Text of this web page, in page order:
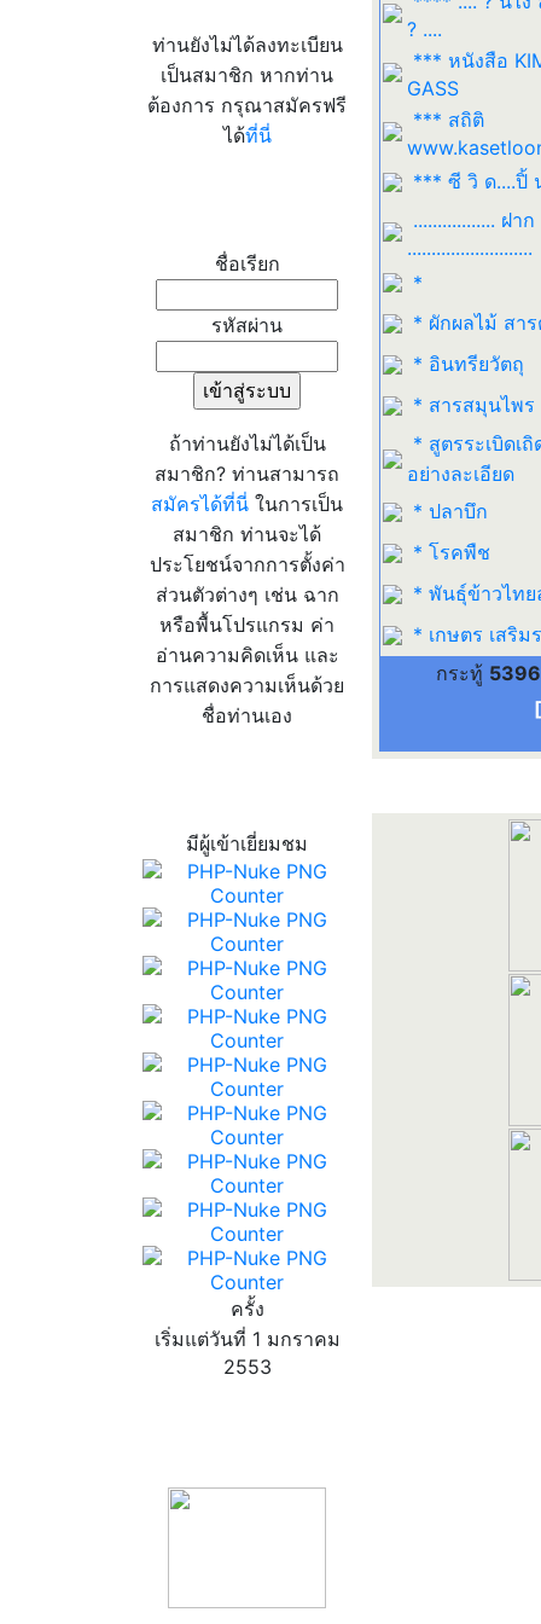
ท่านยังไม่ได้ลงทะเบียน
เป็นสมาชิก หากท่าน
ต้องการ กรุณาสมัครฟรี
ได้ที่นี่
ชื่อเรียก
รหัสผ่าน
ถ้าท่านยังไม่ได้เป็น
สมาชิก? ท่านสามารถ
สมัครได้ที่นี่ ในการเป็น
สมาชิก ท่านจะได้
ประโยชน์จากการตั้งค่า
ส่วนตัวต่างๆ เช่น ฉาก
หรือพื้นโปรแกรม ค่า
อ่านความคิดเห็น และ
การแสดงความเห็นด้วย
ชื่อท่านเอง
มีผู้เข้าเยี่ยมชม
ครั้ง
เริ่มแต่วันที่ 1 มกราคม
2553
? ....
*** หนังสือ
GASS
*** สถิติ
*** ซี วิ ด....ปิ้
................. ฝาก
..........................
*
* ผักผลไม้ สา
* อินทรียวัตถุ
* สารสมุนไพร
* สูตรระเบิดเถิ
อย่างละเอียด
* ปลาบึก
* โรคพืช
* พันธุ์ข้าวไทย
* เกษตร เสริม
กระทู้ 5396